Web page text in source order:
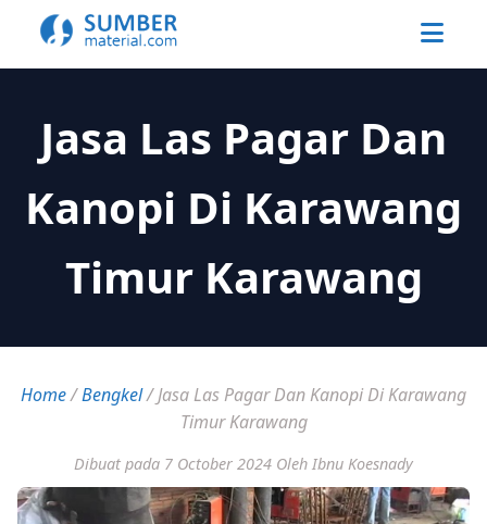
Jasa Las Pagar Dan
Kanopi Di Karawang
Timur Karawang
Home/Bengkel/Jasa Las Pagar Dan Kanopi Di Karawang
Timur Karawang
Dibuat pada 7 October 2024 Oleh Ibnu Koesnady